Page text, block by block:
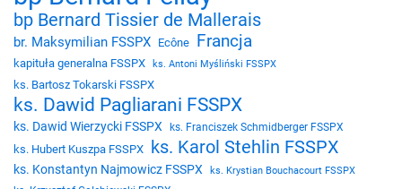
bp Bernard Tissier de Mallerais
br. Maksymilian FSSPX Ecône Francja
kapituła generalna FSSPX ks. Antoni Myśliński FSSPX
ks. Bartosz Tokarski FSSPX
ks. Dawid Pagliarani FSSPX
ks. Dawid Wierzycki FSSPX ks. Franciszek Schmidberger FSSPX
ks. Hubert Kuszpa FSSPX ks. Karol Stehlin FSSPX
ks. Konstantyn Najmowicz FSSPX
ks. Krystian Bouchacourt FSSPX